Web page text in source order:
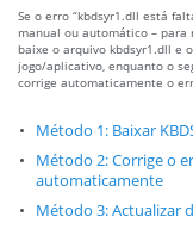
Se o erro “kbdsyr1.dll está
manual ou automático – para
baixe o arquivo kbdsyr1.dll e
jogo/aplicativo, enquanto o
corrige automaticamente o
Método 1: Baixar
Método 2: Corrige o
automaticamente
Método 3: Actualizar